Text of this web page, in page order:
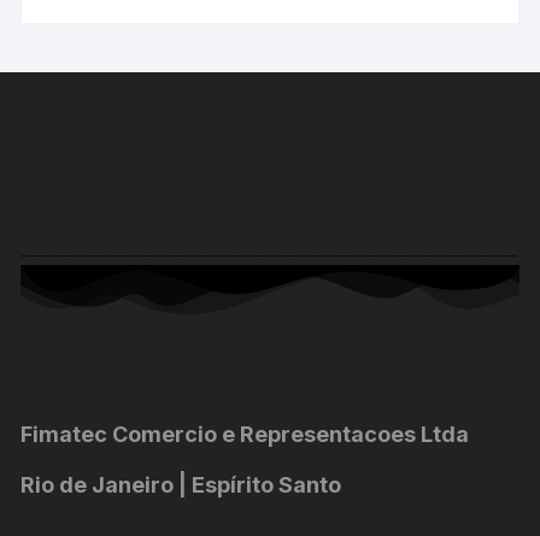
Fimatec Comercio e Representacoes Ltda
Rio de Janeiro | Espírito Santo